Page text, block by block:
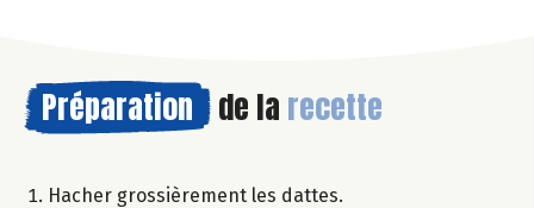
Préparation de la recette
Hacher grossièrement les dattes.